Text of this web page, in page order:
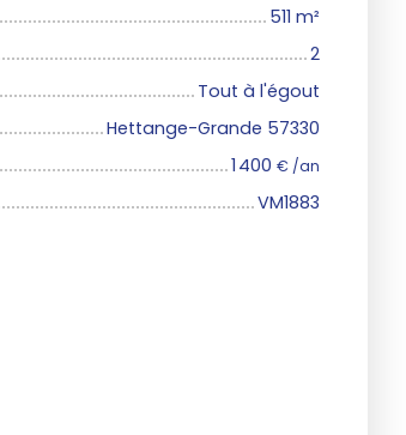
511 m²
2
Tout à l'égout
Hettange-Grande 57330
1 400 € /an
VM1883